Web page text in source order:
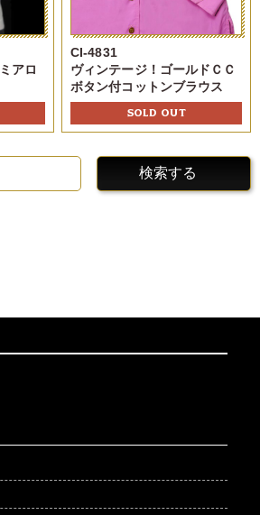
アロ
CI-4831
ヴィンテージ！ゴールドＣＣ
ボタン付コットンブラウス
SOLD OUT
検索する